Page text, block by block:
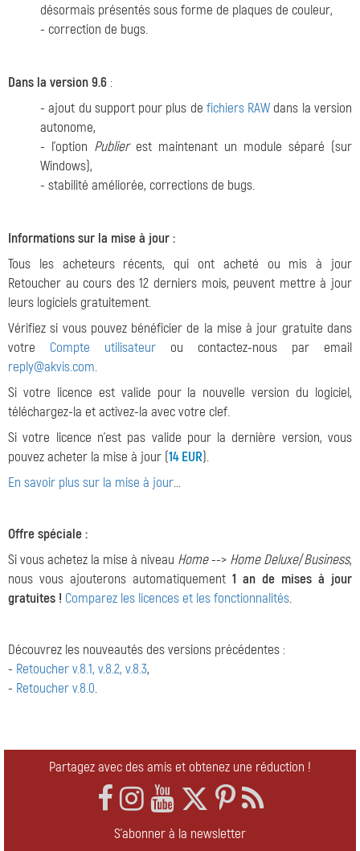
désormais présentés sous forme de plaques de couleur,
- correction de bugs.
Dans la version 9.6:
- ajout du support pour plus de fichiers RAW dans la version
autonome,
- l'option Publierest maintenant un module séparé (sur
Windows),
- stabilité améliorée, corrections de bugs.
Informations sur la mise à jour :
Tous les acheteurs récents, qui ont acheté ou mis à jour
Retoucher au cours des 12 derniers mois, peuvent mettre à jour
leurs logiciels gratuitement.
Vérifiez si vous pouvez bénéficier de la mise à jour gratuite dans
votre Compte utilisateur ou contactez-nous par email
reply@akvis.com.
Si votre licence est valide pour la nouvelle version du logiciel,
téléchargez-la et activez-la avec votre clef.
Si votre licence n'est pas valide pour la dernière version, vous
pouvez acheter la mise à jour (14 EUR).
En savoir plus sur la mise à jour...
Offre spéciale :
Si vous achetez la mise à niveau Home--> Home Deluxe/Business,
nous vous ajouterons automatiquement 1 an de mises à jour
gratuites ! Comparez les licences et les fonctionnalités.
Découvrez les nouveautés des versions précédentes :
- Retoucher v.8.1, v.8.2, v.8.3,
- Retoucher v.8.0.
Partagez avec des amis et obtenez une réduction !
S'abonner à la newsletter